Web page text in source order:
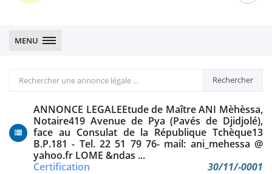
MENU
Rechercher
Rechercher
ANNONCE LEGALEEtude de Maître ANI Mèhèssa,
Notaire419 Avenue de Pya (Pavés de Djidjolé),
face au Consulat de la République Tchèque13
B.P.181 - Tel. 22 51 79 76- mail: ani_mehessa @
yahoo.fr LOME &ndas ...
Certification
30/11/-0001